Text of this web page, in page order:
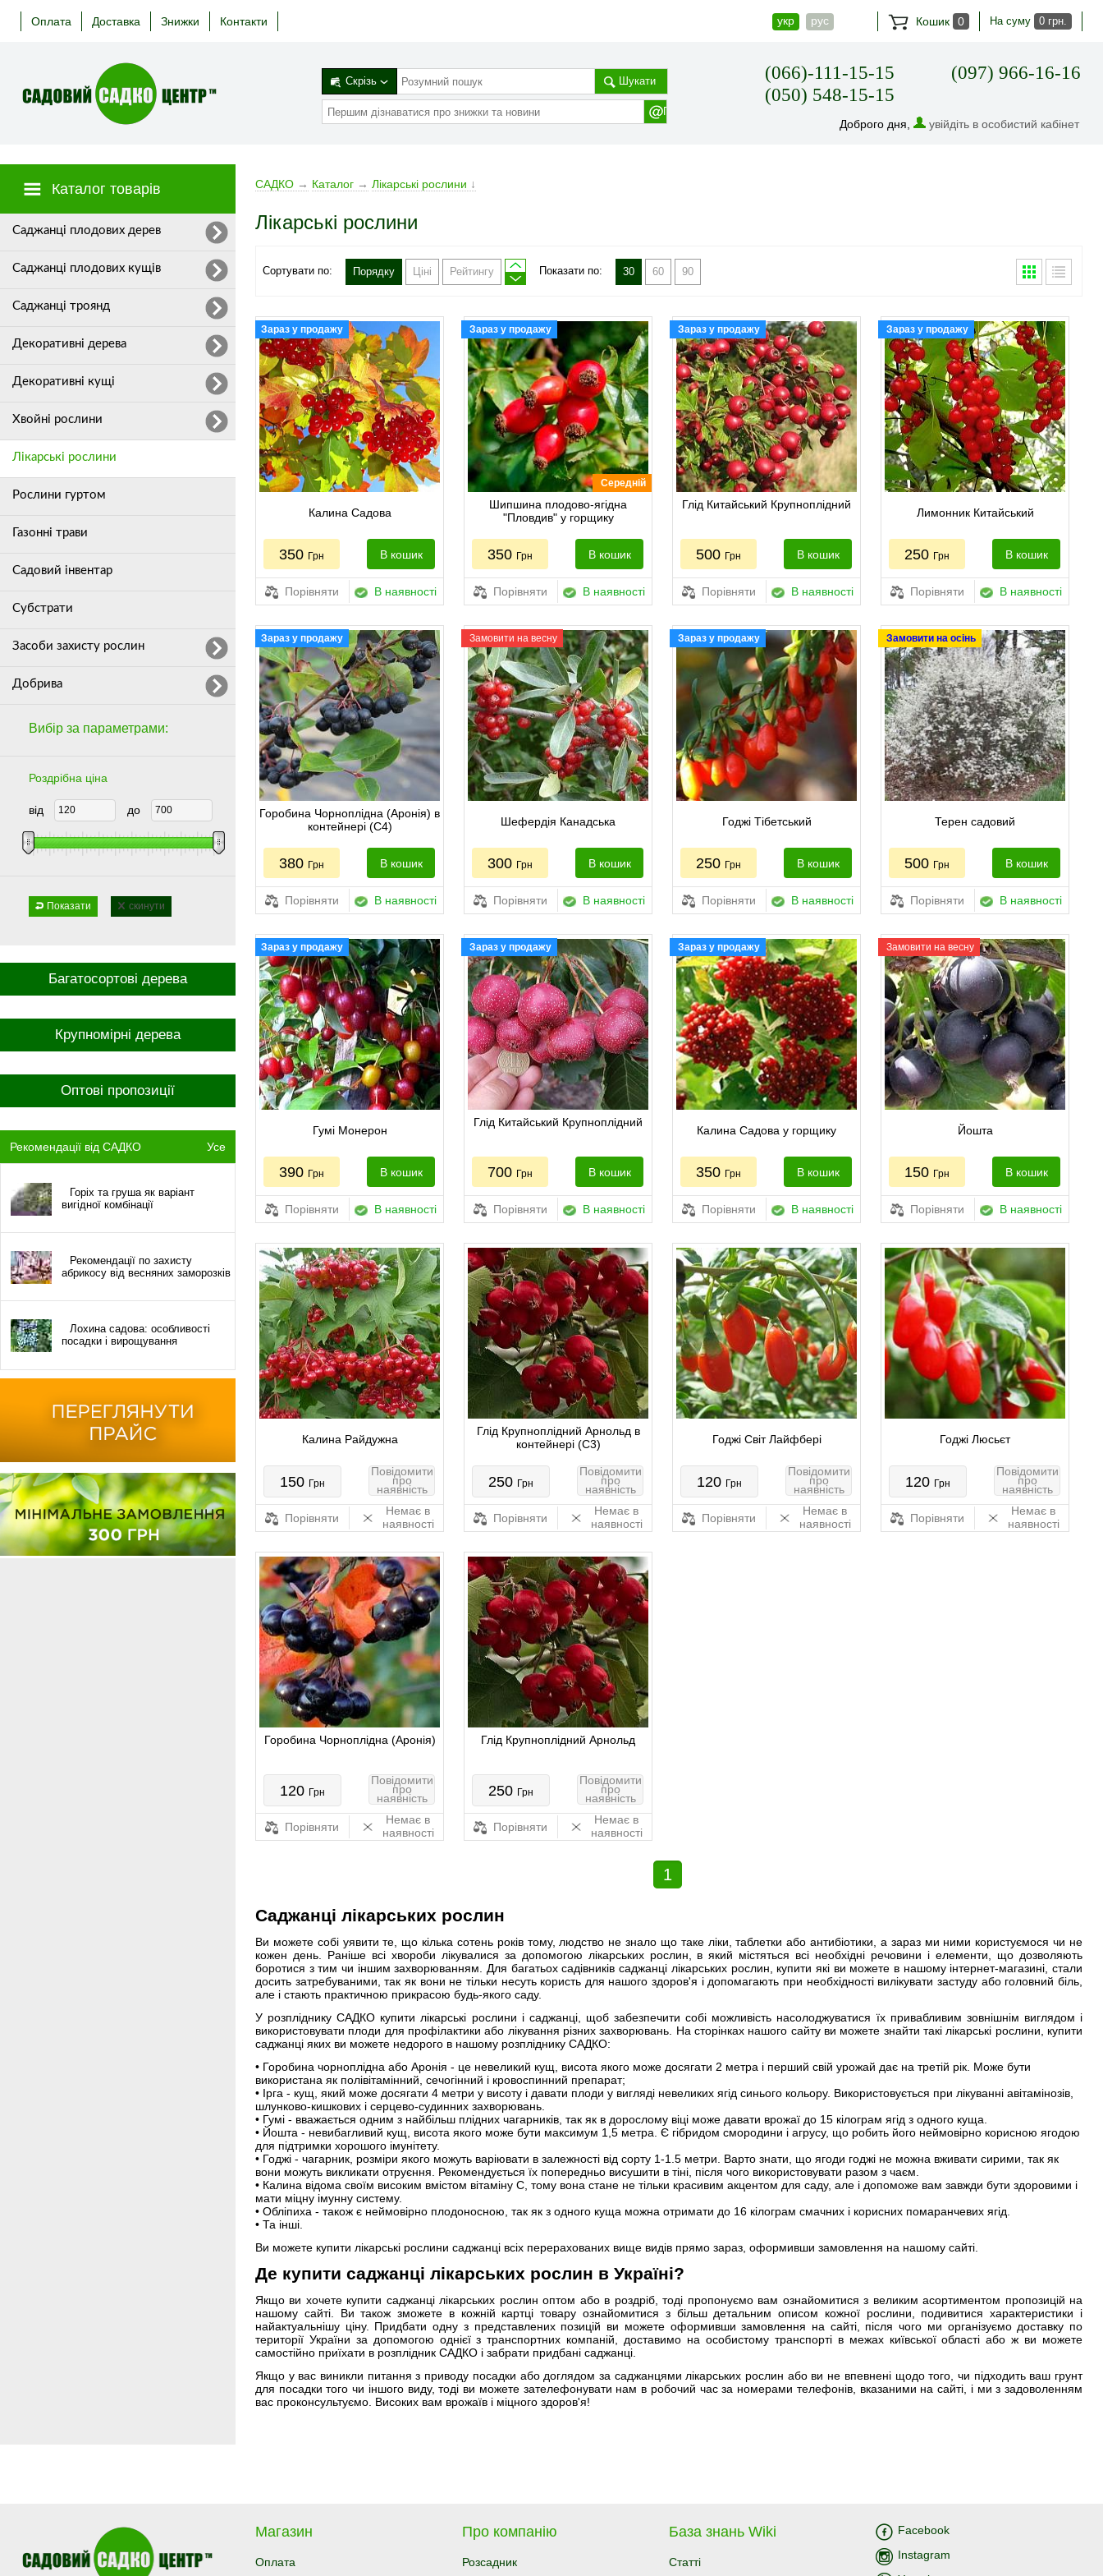
Оплата Доставка Знижки Контакти укр рус Кошик 0 На суму 0 грн.
Скрізь Шукати
(066)-111-15-15
(050) 548-15-15
(097) 966-16-16
Доброго дня, увійдіть в особистий кабінет
Каталог товарів
Cаджанці плодових дерев
Саджанці плодових кущів
Саджанці троянд
Декоративні дерева
Декоративні кущі
Хвойні рослини
Лікарські рослини
Рослини гуртом
Газонні трави
Садовий інвентар
Субстрати
Засоби захисту рослин
Добрива
Багатосортові дерева
Крупномірні дерева
Оптові пропозиції
Рекомендації від САДКО Усе
Горіх та груша як варіант
вигідної комбінації
Рекомендації по захисту
абрикосу від весняних заморозків
Лохина садова: особливості
посадки і вирощування
Вибір за параметрами:
Роздрібна ціна
від до
Показати скинути
САДКО → Каталог → Лікарські рослини ↓
Лікарські рослини
Сортувати по: Порядку Ціні Рейтингу Показати по: 30 60 90
Зараз у продажу
Калина Садова
350 Грн В кошик
Порівняти В наявності
Зараз у продажу
Середній
Шипшина плодово-ягідна
"Пловдив" у горщику
350 Грн В кошик
Порівняти В наявності
Зараз у продажу
Глід Китайський Крупноплідний
500 Грн В кошик
Порівняти В наявності
Зараз у продажу
Лимонник Китайський
250 Грн В кошик
Порівняти В наявності
Зараз у продажу
Горобина Чорноплідна (Аронія) в
контейнері (С4)
380 Грн В кошик
Порівняти В наявності
Замовити на весну
Шефердія Канадська
300 Грн В кошик
Порівняти В наявності
Зараз у продажу
Годжі Тібетський
250 Грн В кошик
Порівняти В наявності
Замовити на осінь
Терен садовий
500 Грн В кошик
Порівняти В наявності
Зараз у продажу
Гумі Монерон
390 Грн В кошик
Порівняти В наявності
Зараз у продажу
Глід Китайський Крупноплідний
700 Грн В кошик
Порівняти В наявності
Зараз у продажу
Калина Садова у горщику
350 Грн В кошик
Порівняти В наявності
Замовити на весну
Йошта
150 Грн В кошик
Порівняти В наявності
Калина Райдужна
150 Грн
Повідомити
про
наявність
Порівняти
Немає в
наявності
Глід Крупноплідний Арнольд в
контейнері (С3)
250 Грн
Повідомити
про
наявність
Порівняти
Немає в
наявності
Годжі Світ Лайфбері
120 Грн
Повідомити
про
наявність
Порівняти
Немає в
наявності
Годжі Люсьєт
120 Грн
Повідомити
про
наявність
Порівняти
Немає в
наявності
Горобина Чорноплідна (Аронія)
120 Грн
Повідомити
про
наявність
Порівняти
Немає в
наявності
Глід Крупноплідний Арнольд
250 Грн
Повідомити
про
наявність
Порівняти
Немає в
наявності
1
Саджанці лікарських рослин
Ви можете собі уявити те, що кілька сотень років тому, людство не знало що таке ліки, таблетки або антибіотики, а зараз ми ними користуємося чи не
кожен день. Раніше всі хвороби лікувалися за допомогою лікарських рослин, в який містяться всі необхідні речовини і елементи, що дозволяють
боротися з тим чи іншим захворюванням. Для багатьох садівників саджанці лікарських рослин, купити які ви можете в нашому інтернет-магазині, стали
досить затребуваними, так як вони не тільки несуть користь для нашого здоров'я і допомагають при необхідності вилікувати застуду або головний біль,
але і стають практичною прикрасою будь-якого саду.
У розпліднику САДКО купити лікарські рослини і саджанці, щоб забезпечити собі можливість насолоджуватися їх привабливим зовнішнім виглядом і
використовувати плоди для профілактики або лікування різних захворювань. На сторінках нашого сайту ви можете знайти такі лікарські рослини, купити
саджанці яких ви можете недорого в нашому розпліднику САДКО:
• Горобина чорноплідна або Аронія - це невеликий кущ, висота якого може досягати 2 метра і перший свій урожай дає на третій рік. Може бути
використана як полівітамінний, сечогінний і кровоспинний препарат;
• Ірга - кущ, який може досягати 4 метри у висоту і давати плоди у вигляді невеликих ягід синього кольору. Використовується при лікуванні авітамінозів,
шлунково-кишкових і серцево-судинних захворювань.
• Гумі - вважається одним з найбільш плідних чагарників, так як в дорослому віці може давати врожаї до 15 кілограм ягід з одного куща.
• Йошта - невибагливий кущ, висота якого може бути максимум 1,5 метра. Є гібридом смородини і агрусу, що робить його неймовірно корисною ягодою
для підтримки хорошого імунітету.
• Годжі - чагарник, розміри якого можуть варіювати в залежності від сорту 1-1.5 метри. Варто знати, що ягоди годжі не можна вживати сирими, так як
вони можуть викликати отруєння. Рекомендується їх попередньо висушити в тіні, після чого використовувати разом з чаєм.
• Калина відома своїм високим вмістом вітаміну С, тому вона стане не тільки красивим акцентом для саду, але і допоможе вам завжди бути здоровими і
мати міцну імунну систему.
• Обліпиха - також є неймовірно плодоносною, так як з одного куща можна отримати до 16 кілограм смачних і корисних помаранчевих ягід.
• Та інші.
Ви можете купити лікарські рослини саджанці всіх перерахованих вище видів прямо зараз, оформивши замовлення на нашому сайті.
Де купити саджанці лікарських рослин в Україні?
Якщо ви хочете купити саджанці лікарських рослин оптом або в роздріб, тоді пропонуємо вам ознайомитися з великим асортиментом пропозицій на
нашому сайті. Ви також зможете в кожній картці товару ознайомитися з більш детальним описом кожної рослини, подивитися характеристики і
найактуальнішу ціну. Придбати одну з представлених позицій ви можете оформивши замовлення на сайті, після чого ми організуємо доставку по
території України за допомогою однієї з транспортних компаній, доставимо на особистому транспорті в межах київської області або ж ви можете
самостійно приїхати в розплідник САДКО і забрати придбані саджанці.
Якщо у вас виникли питання з приводу посадки або доглядом за саджанцями лікарських рослин або ви не впевнені щодо того, чи підходить ваш грунт
для посадки того чи іншого виду, тоді ви можете зателефонувати нам в робочий час за номерами телефонів, вказаними на сайті, і ми з задоволенням
вас проконсультуємо. Високих вам врожаїв і міцного здоров'я!
Магазин
Оплата
Про компанію
Розсадник
База знань Wiki
Статті
Facebook
Instagram